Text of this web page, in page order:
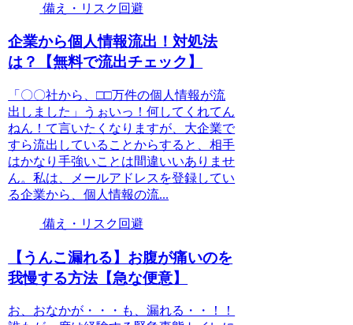
備え・リスク回避
企業から個人情報流出！対処法
は？【無料で流出チェック】
「〇〇社から、□□万件の個人情報が流
出しました」うぉいっ！何してくれてん
ねん！て言いたくなりますが、大企業で
すら流出していることからすると、相手
はかなり手強いことは間違いいありませ
ん。私は、メールアドレスを登録してい
る企業から、個人情報の流...
備え・リスク回避
【うんこ漏れる】お腹が痛いのを
我慢する方法【急な便意】
お、おなかが・・・も、漏れる・・！！